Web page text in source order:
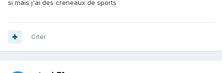
si mais j'ai des creneaux de sports
Citer